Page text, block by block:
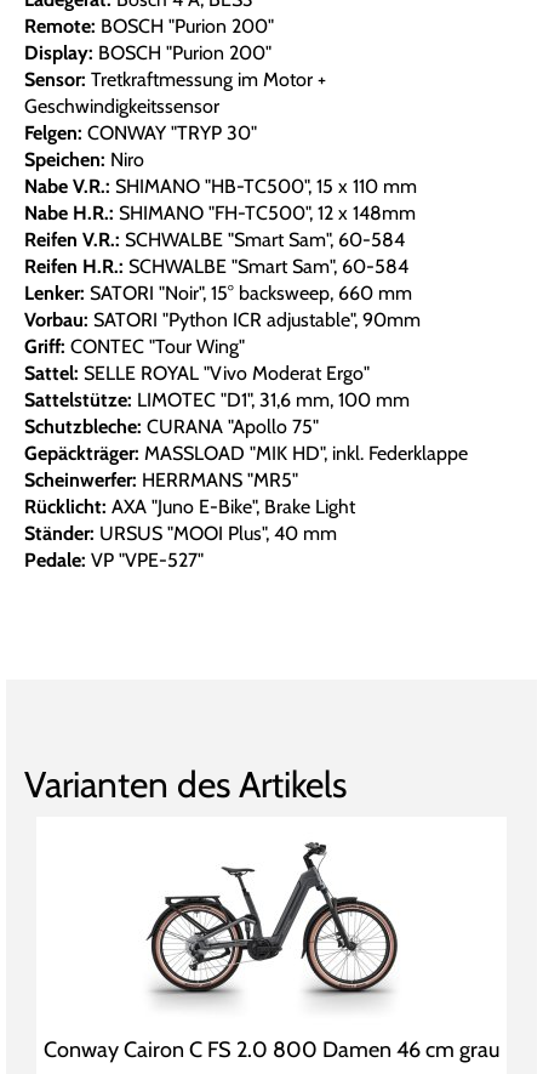
Remote: BOSCH "Purion 200"
Display: BOSCH "Purion 200"
Sensor: Tretkraftmessung im Motor +
Geschwindigkeitssensor
Felgen: CONWAY "TRYP 30"
Speichen: Niro
Nabe V.R.: SHIMANO "HB-TC500", 15 x 110 mm
Nabe H.R.: SHIMANO "FH-TC500", 12 x 148mm
Reifen V.R.: SCHWALBE "Smart Sam", 60-584
Reifen H.R.: SCHWALBE "Smart Sam", 60-584
Lenker: SATORI "Noir", 15° backsweep, 660 mm
Vorbau: SATORI "Python ICR adjustable", 90mm
Griff: CONTEC "Tour Wing"
Sattel: SELLE ROYAL "Vivo Moderat Ergo"
Sattelstütze: LIMOTEC "D1", 31,6 mm, 100 mm
Schutzbleche: CURANA "Apollo 75"
Gepäckträger: MASSLOAD "MIK HD", inkl. Federklappe
Scheinwerfer: HERRMANS "MR5"
Rücklicht: AXA "Juno E-Bike", Brake Light
Ständer: URSUS "MOOI Plus", 40 mm
Pedale: VP "VPE-527"
Varianten des Artikels
Conway Cairon C FS 2.0 800 Damen 46 cm grau